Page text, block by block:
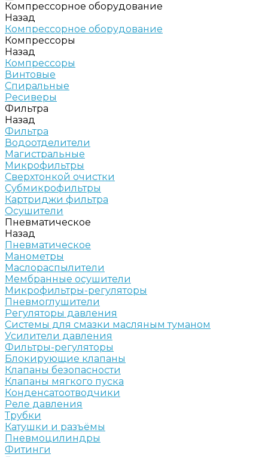
Компрессорное оборудование
Назад
Компрессорное оборудование
Компрессоры
Назад
Компрессоры
Винтовые
Спиральные
Ресиверы
Фильтра
Назад
Фильтра
Водоотделители
Магистральные
Микрофильтры
Сверхтонкой очистки
Субмикрофильтры
Картриджи фильтра
Осушители
Пневматическое
Назад
Пневматическое
Манометры
Маслораспылители
Мембранные осушители
Микрофильтры-регуляторы
Пневмоглушители
Регуляторы давления
Системы для смазки масляным туманом
Усилители давления
Фильтры-регуляторы
Блокирующие клапаны
Клапаны безопасности
Клапаны мягкого пуска
Конденсатоотводчики
Реле давления
Трубки
Катушки и разъёмы
Пневмоцилиндры
Фитинги